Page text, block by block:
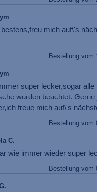
mich auf\'s
Bestellung vom
super lecker,sogar alle
wurden beachtet. Gerne
freue mich auf\'s
Bestellung vom
C.
wie immer wieder super
Bestellung vom